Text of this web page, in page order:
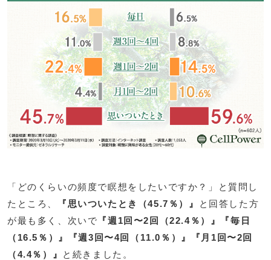
「どのくらいの頻度で瞑想をしたいですか？」と質問し
たところ、
『思いついたとき（45.7％）』
と回答した方
が最も多く、次いで 『週1回〜2回（22.4％）』『毎日
（16.5％）』『週3回〜4回（11.0％）』『月1回〜2回
（4.4％）』
と続きました。